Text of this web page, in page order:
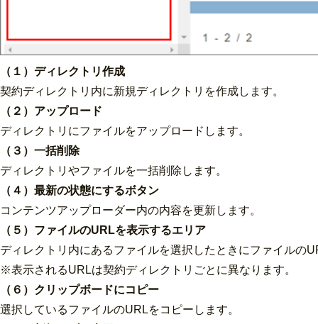
（１）ディレクトリ作成
契約ディレクトリ内に新規ディレクトリを作成します。
（２）アップロード
ディレクトリにファイルをアップロードします。
（３）一括削除
ディレクトリやファイルを一括削除します。
（４）最新の状態にするボタン
コンテンツアップローダー内の内容を更新します。
（５）ファイルのURLを表示するエリア
ディレクトリ内にあるファイルを選択したときにファイルの
※表示されるURLは契約ディレクトリごとに異なります。
（６）クリップボードにコピー
選択しているファイルのURLをコピーします。